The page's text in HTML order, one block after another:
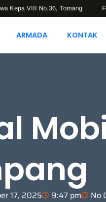
Kepa VIII No.36, Tomang
ARMADA KONTAK
17, 2025 9:47 pm No